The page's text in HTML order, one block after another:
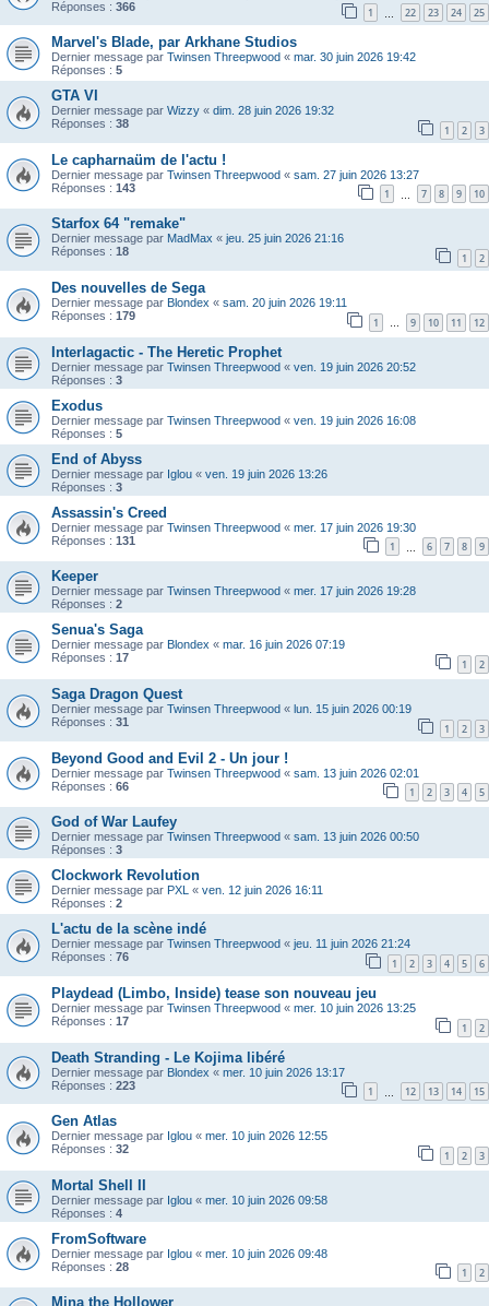
Réponses : 366 1 22 23 24 25
Marvel's Blade, par Arkhane Studios
Dernier message par Twinsen Threepwood « mar. 30 juin 2026 19:42
Réponses : 5
GTA VI
Dernier message par Wizzy « dim. 28 juin 2026 19:32
Réponses : 38 1 2 3
Le capharnaüm de l'actu !
Dernier message par Twinsen Threepwood « sam. 27 juin 2026 13:27
Réponses : 143 1 7 8 9 10
Starfox 64 "remake"
Dernier message par MadMax « jeu. 25 juin 2026 21:16
Réponses : 18 1 2
Des nouvelles de Sega
Dernier message par Blondex « sam. 20 juin 2026 19:11
Réponses : 179 1 … 9 10 11 12
Interlagactic - The Heretic Prophet
Dernier message par Twinsen Threepwood « ven. 19 juin 2026 20:52
Réponses : 3
Exodus
Dernier message par Twinsen Threepwood « ven. 19 juin 2026 16:08
Réponses : 5
End of Abyss
Dernier message par Iglou « ven. 19 juin 2026 13:26
Réponses : 3
Assassin's Creed
Dernier message par Twinsen Threepwood « mer. 17 juin 2026 19:30
Réponses : 131 1 6 7 8 9
Keeper
Dernier message par Twinsen Threepwood « mer. 17 juin 2026 19:28
Réponses : 2
Senua's Saga
Dernier message par Blondex « mar. 16 juin 2026 07:19
Réponses : 17 1 2
Saga Dragon Quest
Dernier message par Twinsen Threepwood « lun. 15 juin 2026 00:19
Réponses : 31 1 2 3
Beyond Good and Evil 2 - Un jour !
Dernier message par Twinsen Threepwood « sam. 13 juin 2026 02:01
Réponses : 66 1 2 3 4 5
God of War Laufey
Dernier message par Twinsen Threepwood « sam. 13 juin 2026 00:50
Réponses : 3
Clockwork Revolution
Dernier message par PXL « ven. 12 juin 2026 16:11
Réponses : 2
L'actu de la scène indé
Dernier message par Twinsen Threepwood « jeu. 11 juin 2026 21:24
Réponses : 76 1 2 3 4 5 6
Playdead (Limbo, Inside) tease son nouveau jeu
Dernier message par Twinsen Threepwood « mer. 10 juin 2026 13:25
Réponses : 17 1 2
Death Stranding - Le Kojima libéré
Dernier message par Blondex « mer. 10 juin 2026 13:17
Réponses : 223 1 12 13 14 15
Gen Atlas
Dernier message par Iglou « mer. 10 juin 2026 12:55
Réponses : 32 1 2 3
Mortal Shell II
Dernier message par Iglou « mer. 10 juin 2026 09:58
Réponses : 4
FromSoftware
Dernier message par Iglou « mer. 10 juin 2026 09:48
Réponses : 28 1 2
Mina the Hollower